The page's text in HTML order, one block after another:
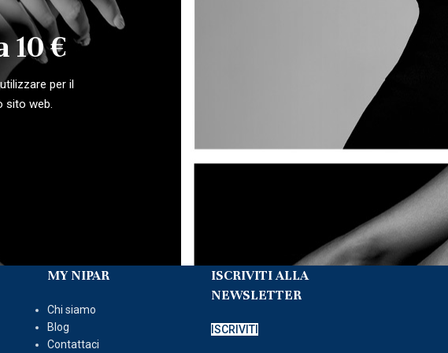
10 €
per il
sito web.
MY NIPAR
Chi siamo
Blog
Contattaci
ISCRIVITI ALLA
NEWSLETTER
ISCRIVITI